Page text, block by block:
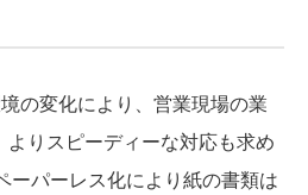
の変化により、営業現場の業
りスピーディーな対応も求め
ーパーレス化により紙の書類は